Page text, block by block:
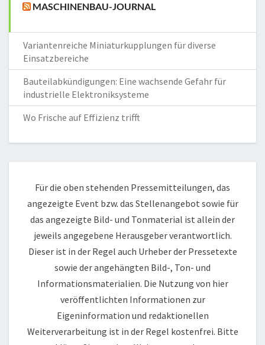
MASCHINENBAU-JOURNAL
Variantenreiche Miniaturkupplungen für diverse
Einsatzbereiche
Bauteilabkündigungen: Eine wachsende Gefahr für
industrielle Elektroniksysteme
Wo Frische auf Effizienz trifft
Für die oben stehenden Pressemitteilungen, das
angezeigte Event bzw. das Stellenangebot sowie für
das angezeigte Bild- und Tonmaterial ist allein der
jeweils angegebene Herausgeber verantwortlich.
Dieser ist in der Regel auch Urheber der Pressetexte
sowie der angehängten Bild-, Ton- und
Informationsmaterialien. Die Nutzung von hier
veröffentlichten Informationen zur
Eigeninformation und redaktionellen
Weiterverarbeitung ist in der Regel kostenfrei. Bitte